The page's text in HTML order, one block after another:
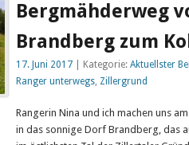
Bergmähderweg
Brandberg zum
17. Juni 2017| Kategorie: Aktuellster
Ranger unterwegs, Zillergrund
Rangerin Nina und ich machen uns
in das sonnige Dorf Brandberg, das